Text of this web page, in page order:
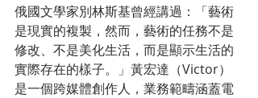
俄國文學家別林斯基曾經講過：「藝術
是現實的複製，然而，藝術的任務不是
修改、不是美化生活，而是顯示生活的
實際存在的樣子。」黃宏達（Victor）
是一個跨媒體創作人，業務範疇涵蓋電